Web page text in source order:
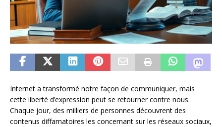
Internet a transformé notre façon de communiquer, mais
cette liberté d’expression peut se retourner contre nous.
Chaque jour, des milliers de personnes découvrent des
contenus diffamatoires les concernant sur les réseaux sociaux,